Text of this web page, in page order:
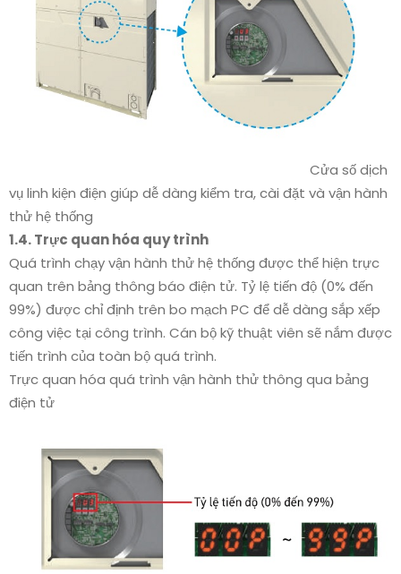
Cửa số dịch
vụ linh kiện điện giúp dễ dàng kiểm tra, cài đặt và vận hành
thử hệ thống
1.4. Trực quan hóa quy trình
Quá trình chạy vận hành thử hệ thống được thể hiện trực
quan trên bảng thông báo điện tử. Tỷ lệ tiến độ (0% đến
99%) được chỉ định trên bo mạch PC để dễ dàng sắp xếp
công việc tại công trình. Cán bộ kỹ thuật viên sẽ nắm được
tiến trình của toàn bộ quá trình.
Trực quan hóa quá trình vận hành thử thông qua bảng
điện tử